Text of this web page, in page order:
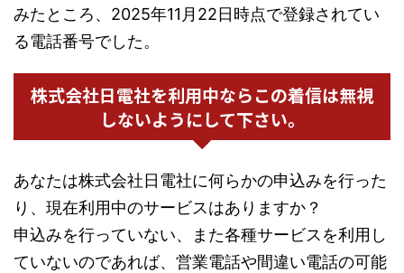
みたところ、2025年11月22日時点で登録されてい
る電話番号でした。
株式会社日電社を利用中ならこの着信は無視
しないようにして下さい。
あなたは株式会社日電社に何らかの申込みを行った
り、現在利用中のサービスはありますか？
申込みを行っていない、また各種サービスを利用し
ていないのであれば、営業電話や間違い電話の可能